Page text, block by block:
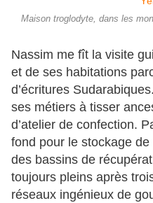
Maison troglodyte, dans les
Nassim me fît la visite
et de ses habitations
d’écritures
ses métiers à tisser
d’atelier de confection.
fond pour le stockage
des bassins de
toujours pleins après
réseaux ingénieux de